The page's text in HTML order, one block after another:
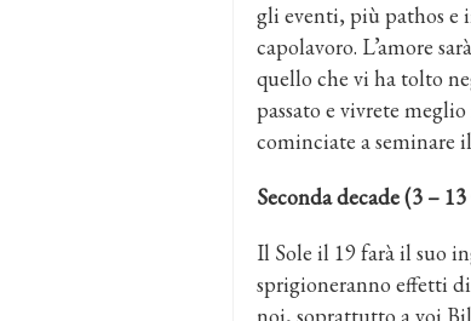
gli eventi, più pathos e
capolavoro. L’amore
quello che vi ha tolto
passato e vivrete
cominciate a seminare
Seconda decade (3 –
Il Sole il 19 farà il suo
sprigioneranno effetti